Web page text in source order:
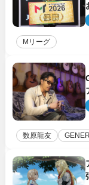
Mリーグ
数原龍友